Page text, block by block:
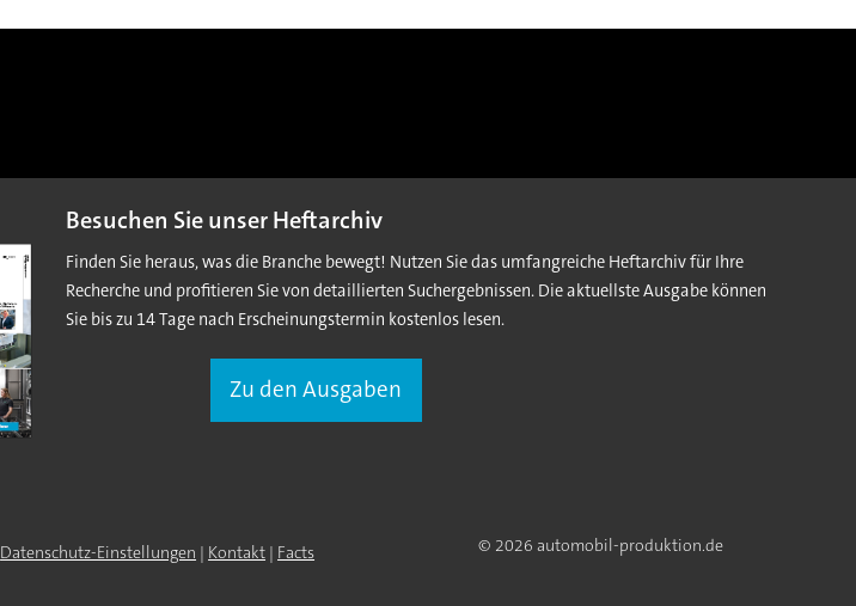
Besuchen Sie unser Heftarchiv
Finden Sie heraus, was die Branche bewegt! Nutzen Sie das umfangreiche Heftarchiv für Ihre
Recherche und profitieren Sie von detaillierten Suchergebnissen. Die aktuellste Ausgabe können
Sie bis zu 14 Tage nach Erscheinungstermin kostenlos lesen.
Zu den Ausgaben
Datenschutz-Einstellungen | Kontakt | Facts © 2026 automobil-produktion.de